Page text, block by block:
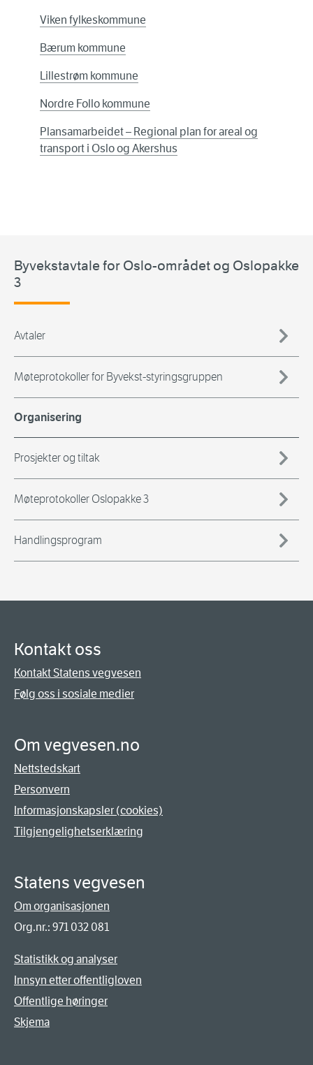
Viken fylkeskommune
Bærum kommune
Lillestrøm kommune
Nordre Follo kommune
Plansamarbeidet – Regional plan for areal og
transport i Oslo og Akershus
Byvekstavtale for Oslo-området og Oslopakke
3
Avtaler
Møteprotokoller for Byvekst-styringsgruppen
Organisering
Prosjekter og tiltak
Møteprotokoller Oslopakke 3
Handlingsprogram
Kontakt oss
Kontakt Statens vegvesen
Følg oss i sosiale medier
Om vegvesen.no
Nettstedskart
Personvern
Informasjonskapsler (cookies)
Tilgjengelighetserklæring
Statens vegvesen
Om organisasjonen
Org.nr.: 971 032 081
Statistikk og analyser
Innsyn etter offentligloven
Offentlige høringer
Skjema